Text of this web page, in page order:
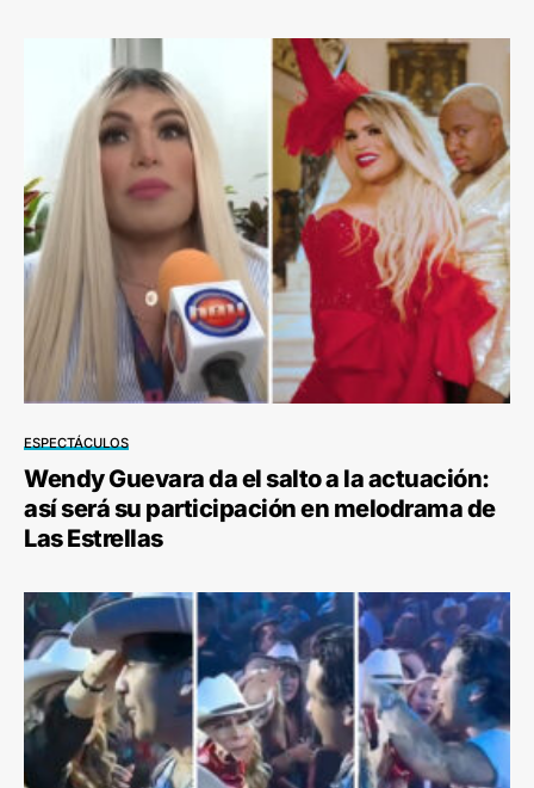
ESPECTÁCULOS
Wendy Guevara da el salto a la actuación:
así será su participación en melodrama de
Las Estrellas